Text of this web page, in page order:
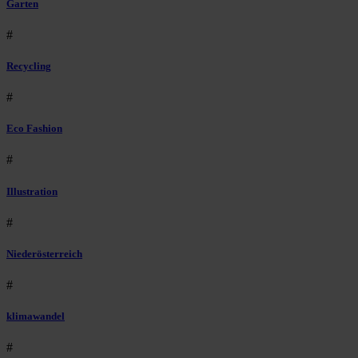
Garten
#
Recycling
#
Eco Fashion
#
Illustration
#
Niederösterreich
#
klimawandel
#